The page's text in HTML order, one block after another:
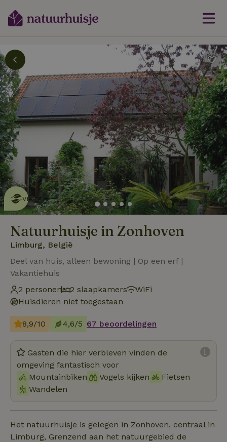
Dit natuurhuisje is eco-
vriendelijklees meer
Natuurhuisje in Zonhoven
Limburg, België
Deel van huis, alleen bewoning | Op een erf |
Vakantiehuis
2 personen
2 slaapkamers
WiFi
Huisdieren niet toegestaan
8,9/10 4,6/5 67 beoordelingen
Gasten die hier verbleven vinden de
omgeving fantastisch voor
Mountainbiken
Vogels kijken
Fietsen
Wandelen
Het natuurhuisje is gelegen in Zonhoven, centraal in
Limburg, Grenzend aan het natuurgebied de